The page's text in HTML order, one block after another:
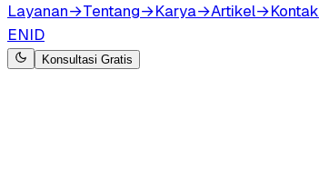
Layanan→Tentang→Karya→Artikel→Kontak
ENID
Konsultasi Gratis